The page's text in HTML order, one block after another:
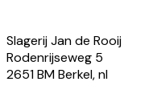
Slagerij Jan de Rooij
Rodenrijseweg 5
2651 BMBerkel,nl